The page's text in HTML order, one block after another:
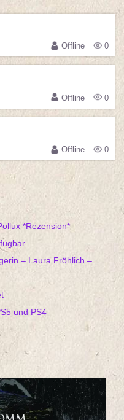
Offline
0
Offline
0
Offline
0
*Rezension*
– Laura Fröhlich –
und PS4